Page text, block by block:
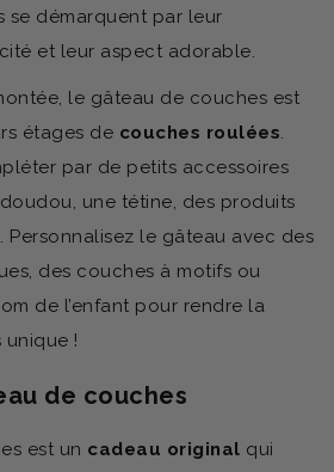
se démarquent par leur
et leur aspect adorable.
le gâteau de couches est
étages de couches roulées.
par de petits accessoires
une tétine, des produits
Personnalisez le gâteau avec des
des couches à motifs ou
de l’enfant pour rendre la
!
de couches
est un cadeau original qui